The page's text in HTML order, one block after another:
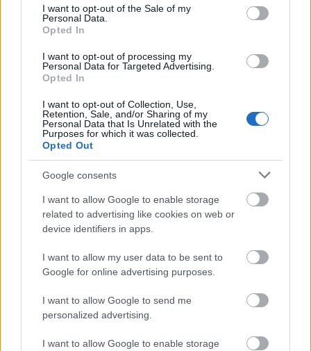
consent section.
I want to opt-out of the Sale of my
Personal Data.
Opted In
I want to opt-out of processing my
Personal Data for Targeted Advertising.
Opted In
I want to opt-out of Collection, Use,
Retention, Sale, and/or Sharing of my
Personal Data that Is Unrelated with the
Purposes for which it was collected.
Opted Out
Google consents
I want to allow Google to enable storage
related to advertising like cookies on web or
device identifiers in apps.
I want to allow my user data to be sent to
Google for online advertising purposes.
I want to allow Google to send me
personalized advertising.
I want to allow Google to enable storage
Csepregi Dorka: „NÉZZÜNK
szabadon)
Körülbelüli száztíz-száztizenöt év múlva, egy szép
nyári napon, soron kívül megkondítják majd az
ország összes harangjait. Sokan rá se ...